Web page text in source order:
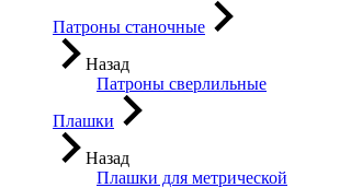
Патроны станочные
Назад
Патроны сверлильные
Плашки
Назад
Плашки для метрической